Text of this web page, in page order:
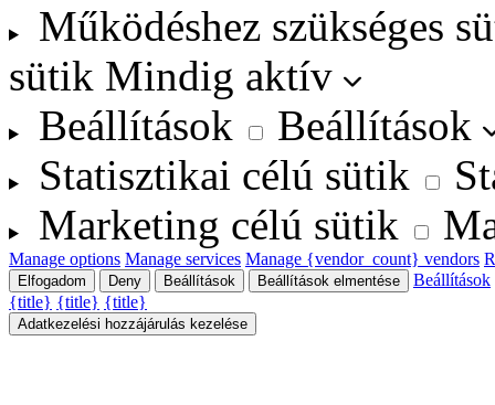
Működéshez szükséges
sütik Mindig aktív
Beállítások
Beállítások
Statisztikai célú sütik
Marketing célú sütik
Manage options Manage services Manage {vendor_count} vendors
Elfogadom Deny Beállítások Beállítások elmentése
Beállítások
{title} {title} {title}
Adatkezelési hozzájárulás kezelése